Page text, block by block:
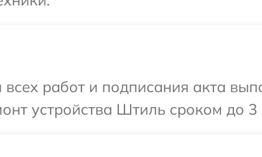
работ и подписания акта
устройства Штиль сроком до 3